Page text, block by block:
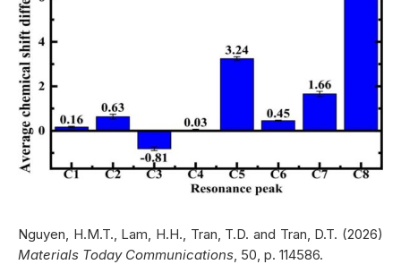
Nguyen, H.M.T., Lam, H.H., Tran, T.D. and Tran, D.T. (2026)
Materials Today Communications , 50, p. 114586.